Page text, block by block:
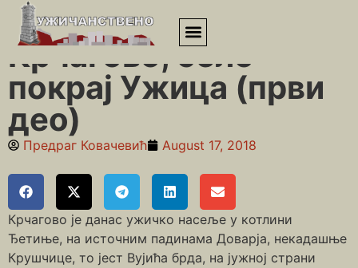
Почетна»Крчагово»Крчагово, село покрај Ужица (први део)
Крчагово, село
покрај Ужица (први
део)
Предраг Ковачевић August 17, 2018
Крчагово је данас ужичко насеље у котлини
Ђетиње, на источним падинама Доварја, некадашње
Крушчице, то јест Вујића брда, на јужној страни